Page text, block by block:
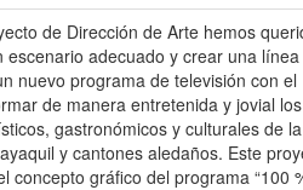
de Dirección de Arte hemos
escenario adecuado y crear una línea
nuevo programa de televisión con el
de manera entretenida y jovial los
gastronómicos y culturales de la
y cantones aledaños. Este
concepto gráfico del programa “100